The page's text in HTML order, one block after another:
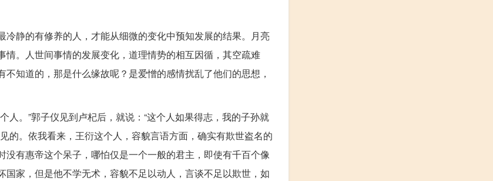
静的有修养的人，才能从细微的变化中预知发展的结果。月亮
。人世间事情的发展变化，道理情势的相互因循，其空疏难
知道的，那是什么缘故呢？是爱憎的感情扰乱了他们的思想，
。”郭子仪见到卢杞后，就说：“这个人如果得志，我的子孙就
的。依我看来，王衍这个人，容貌言语方面，确实有欺世盗名的
有惠帝这个呆子，哪怕仅是一个一般的君主，即使有千百个像
家，但是他不学无术，容貌不足以动人，言谈不足以欺世，如